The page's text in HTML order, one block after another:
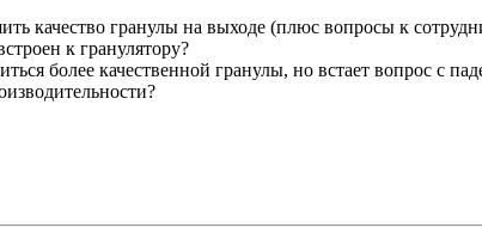
качество гранулы на выходе (плюс вопросы к
к гранулятору?
более качественной гранулы, но встает вопрос с